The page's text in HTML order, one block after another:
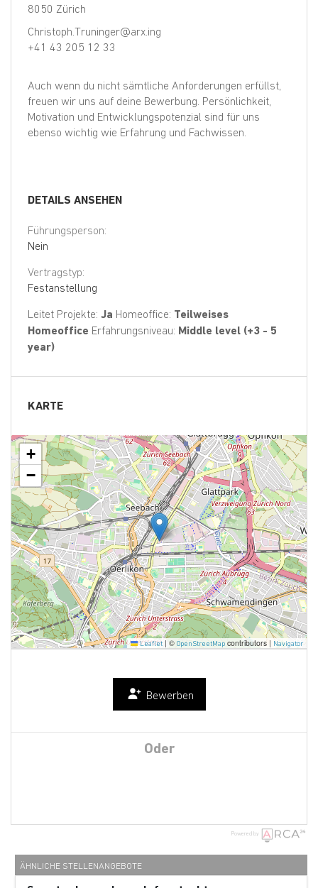
8050 Zürich
Christoph.Truninger@arx.ing
+41 43 205 12 33
Auch wenn du nicht sämtliche Anforderungen erfüllst,
freuen wir uns auf deine Bewerbung. Persönlichkeit,
Motivation und Entwicklungspotenzial sind für uns
ebenso wichtig wie Erfahrung und Fachwissen.
DETAILS ANSEHEN
Führungsperson:
Nein
Vertragstyp:
Festanstellung
Leitet Projekte: Ja Homeoffice: Teilweises
Homeoffice Erfahrungsniveau: Middle level (+3 - 5
year)
KARTE
+
−
Leaflet | © OpenStreetMap contributors | Navigator
Bewerben
Oder
Powered by
ÄHNLICHE STELLENANGEBOTE